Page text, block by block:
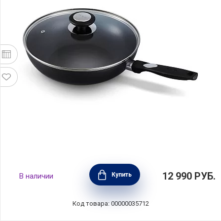
Сковорода-вок антипригарная с крышкой
PRO INDUC 28 см, алюминий, BEKA, Бельгия,
102104
В наличии Купить 12 990 РУБ.
Код товара: 00000035712